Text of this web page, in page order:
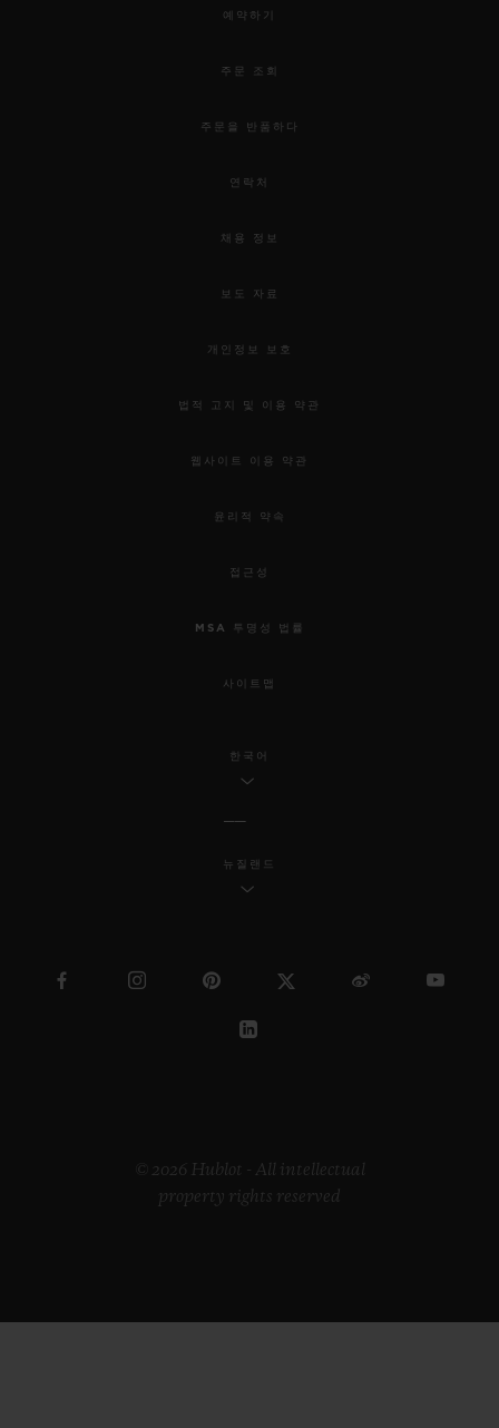
예약하기
주문 조회
주문을 반품하다
연락처
채용 정보
보도 자료
개인정보 보호
법적 고지 및 이용 약관
웹사이트 이용 약관
윤리적 약속
접근성
MSA 투명성 법률
사이트맵
한국어
뉴질랜드
© 2026 Hublot - All intellectual
property rights reserved